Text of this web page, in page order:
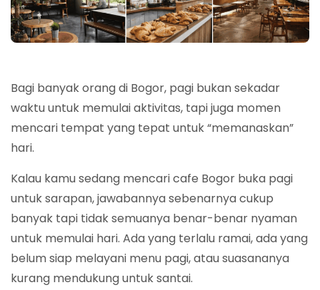
Bagi banyak orang di Bogor, pagi bukan sekadar
waktu untuk memulai aktivitas, tapi juga momen
mencari tempat yang tepat untuk “memanaskan”
hari.
Kalau kamu sedang mencari cafe Bogor buka pagi
untuk sarapan, jawabannya sebenarnya cukup
banyak tapi tidak semuanya benar-benar nyaman
untuk memulai hari. Ada yang terlalu ramai, ada yang
belum siap melayani menu pagi, atau suasananya
kurang mendukung untuk santai.